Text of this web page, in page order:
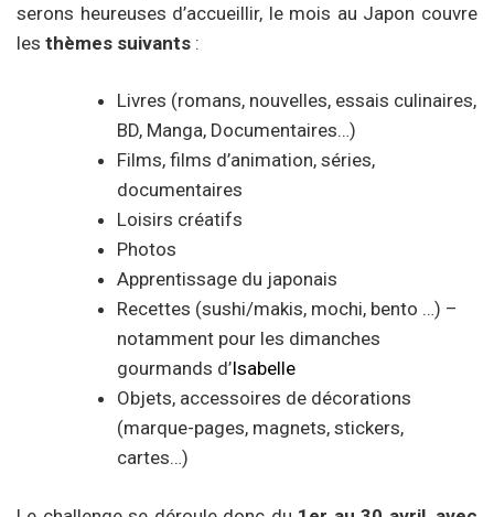
serons heureuses d’accueillir, le mois au Japon couvre
les thèmes suivants :
Livres (romans, nouvelles, essais culinaires,
BD, Manga, Documentaires…)
Films, films d’animation, séries,
documentaires
Loisirs créatifs
Photos
Apprentissage du japonais
Recettes (sushi/makis, mochi, bento …) –
notamment pour les dimanches
gourmands d’Isabelle
Objets, accessoires de décorations
(marque-pages, magnets, stickers,
cartes…)